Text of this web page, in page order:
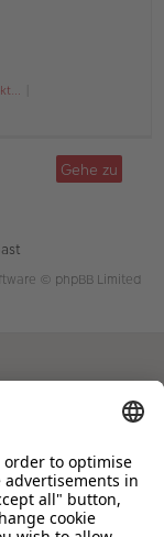
Gehe zu
© phpBB Limited